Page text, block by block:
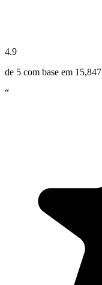
4.9
de 5 com base em 15,847
“